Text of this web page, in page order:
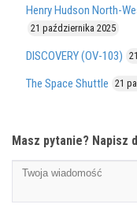
Henry Hudson North-
21 października 2025
DISCOVERY (OV-103)
The Space Shuttle 21
Masz pytanie? Napisz